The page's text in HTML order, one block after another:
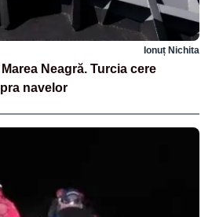
Ionuț Nichita
Neagră. Turcia cere
navelor